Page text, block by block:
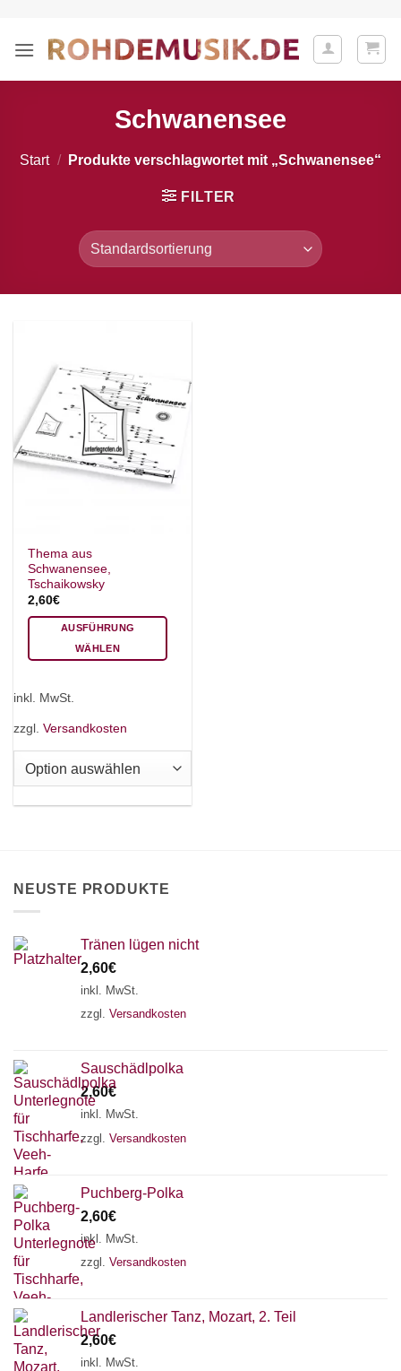
springen
Schwanensee
Start / Produkte verschlagwortet mit „Schwanensee“
FILTER
Thema aus
Schwanensee,
Tschaikowsky
2,60€
AUSFÜHRUNG
WÄHLEN
mehrere
auf.
gewählt
werden
inkl. MwSt.
zzgl. Versandkosten
NEUSTE PRODUKTE
Tränen lügen nicht
2,60€
inkl. MwSt.
zzgl. Versandkosten
Sauschädlpolka
2,60€
inkl. MwSt.
zzgl. Versandkosten
Puchberg-Polka
2,60€
inkl. MwSt.
zzgl. Versandkosten
Landlerischer Tanz, Mozart, 2. Teil
2,60€
inkl. MwSt.
Chat Support
18 SAITEN
AKKORDZITHER